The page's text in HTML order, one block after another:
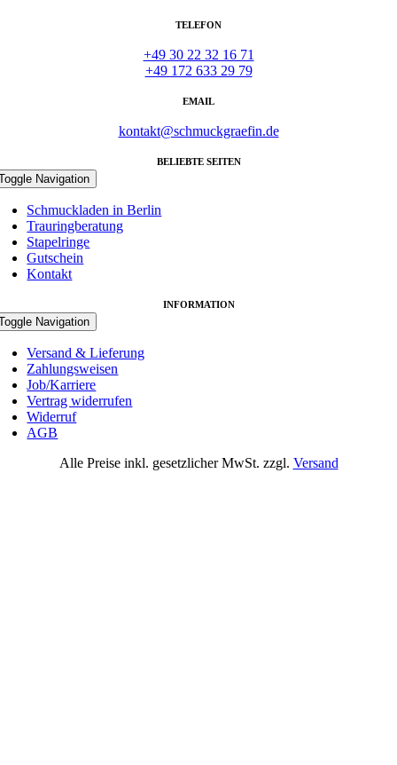
TELEFON
+49 30 22 32 16 71
+49 172 633 29 79
EMAIL
kontakt@schmuckgraefin.de
BELIEBTE SEITEN
Navigation
Schmuckladen in Berlin
Trauringberatung
Stapelringe
Gutschein
Kontakt
INFORMATION
Navigation
Versand & Lieferung
Zahlungsweisen
Job/Karriere
Vertrag widerrufen
Widerruf
AGB
Alle Preise inkl. gesetzlicher MwSt. zzgl. Versand